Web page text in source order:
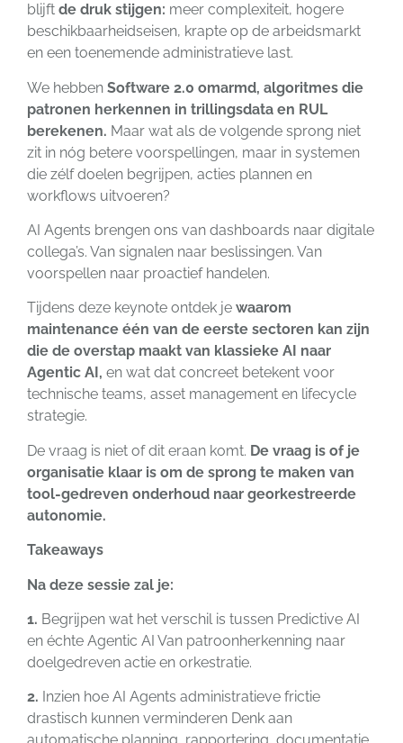
blijft de druk stijgen: meer complexiteit, hogere
beschikbaarheidseisen, krapte op de arbeidsmarkt
en een toenemende administratieve last.
We hebben Software 2.0 omarmd, algoritmes die
patronen herkennen in trillingsdata en RUL
berekenen. Maar wat als de volgende sprong niet
zit in nóg betere voorspellingen, maar in systemen
die zélf doelen begrijpen, acties plannen en
workflows uitvoeren?
AI Agents brengen ons van dashboards naar digitale
collega’s. Van signalen naar beslissingen. Van
voorspellen naar proactief handelen.
Tijdens deze keynote ontdek je waarom
maintenance één van de eerste sectoren kan zijn
die de overstap maakt van klassieke AI naar
Agentic AI, en wat dat concreet betekent voor
technische teams, asset management en lifecycle
strategie.
De vraag is niet of dit eraan komt. De vraag is of je
organisatie klaar is om de sprong te maken van
tool-gedreven onderhoud naar georkestreerde
autonomie.
Takeaways
Na deze sessie zal je:
1. Begrijpen wat het verschil is tussen Predictive AI
en échte Agentic AI Van patroonherkenning naar
doelgedreven actie en orkestratie.
2. Inzien hoe AI Agents administratieve frictie
drastisch kunnen verminderen Denk aan